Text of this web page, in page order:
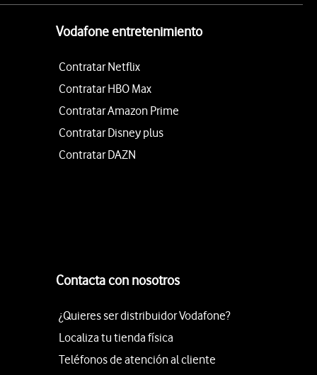
Vodafone entretenimiento
Contratar Netflix
Contratar HBO Max
Contratar Amazon Prime
Contratar Disney plus
Contratar DAZN
Contacta con nosotros
¿Quieres ser distribuidor Vodafone?
Localiza tu tienda física
Teléfonos de atención al cliente